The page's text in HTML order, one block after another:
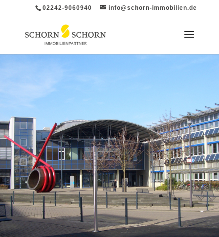
02242-9060940 info@schorn-immobilien.de